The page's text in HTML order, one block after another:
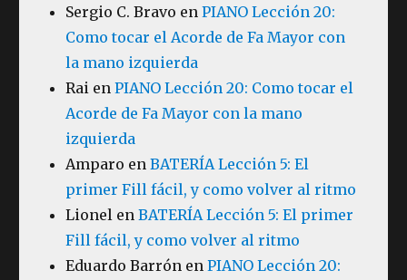
Sergio C. Bravo enPIANO Lección 20:
Como tocar el Acorde de Fa Mayor con
la mano izquierda
Rai enPIANO Lección 20: Como tocar el
Acorde de Fa Mayor con la mano
izquierda
Amparo enBATERÍA Lección 5: El
primer Fill fácil, y como volver al ritmo
Lionel enBATERÍA Lección 5: El primer
Fill fácil, y como volver al ritmo
Eduardo Barrón enPIANO Lección 20: